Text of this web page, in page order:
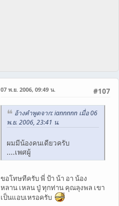
#107
07 พ.ย. 2006, 09:49 น.
อ้างคำพูดจาก: iannnnn เมื่อ 06
พ.ย. 2006, 23:41 น.
ผมมีน้องคนเดียวครับ
....เพศผู้
ขอโทษทีครับ พี่ ป้า น้า อา น้อง
หลาน เหลน ปู่ ทุกท่าน คุณลุงพล เขา
เป็นแอบเหรอครับ